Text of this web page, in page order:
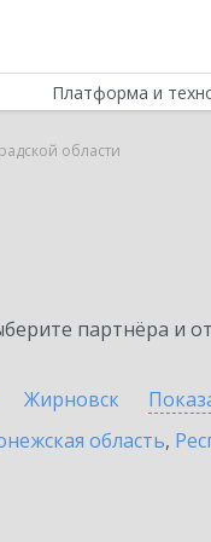
Платформа и
области
партнёра и
Жирновск
область,